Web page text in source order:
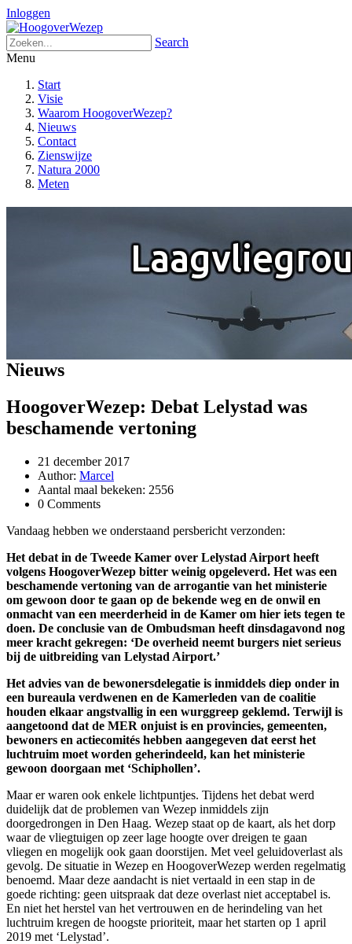
Inloggen
Search
Menu
Start
Visie
Waarom HoogoverWezep?
Nieuws
Contact
Zienswijze
Natura 2000
Meten
Nieuws
HoogoverWezep: Debat Lelystad was
beschamende vertoning
21 december 2017
Author: Marcel
Aantal maal bekeken: 2556
0 Comments
Vandaag hebben we onderstaand persbericht verzonden:
Het debat in de Tweede Kamer over Lelystad Airport heeft
volgens HoogoverWezep bitter weinig opgeleverd. Het was een
beschamende vertoning van de arrogantie van het ministerie
om gewoon door te gaan op de bekende weg en de onwil en
onmacht van een meerderheid in de Kamer om hier iets tegen te
doen. De conclusie van de Ombudsman heeft dinsdagavond nog
meer kracht gekregen: ‘De overheid neemt burgers niet serieus
bij de uitbreiding van Lelystad Airport.’
Het advies van de bewonersdelegatie is inmiddels diep onder in
een bureaula verdwenen en de Kamerleden van de coalitie
houden elkaar angstvallig in een wurggreep geklemd. Terwijl is
aangetoond dat de MER onjuist is en provincies, gemeenten,
bewoners en actiecomités hebben aangegeven dat eerst het
luchtruim moet worden geherindeeld, kan het ministerie
gewoon doorgaan met ‘Schiphollen’.
Maar er waren ook enkele lichtpuntjes. Tijdens het debat werd
duidelijk dat de problemen van Wezep inmiddels zijn
doorgedrongen in Den Haag. Wezep staat op de kaart, als het dorp
waar de vliegtuigen op zeer lage hoogte over dreigen te gaan
vliegen en mogelijk ook gaan doorstijen. Met veel geluidoverlast als
gevolg. De situatie in Wezep en HoogoverWezep werden regelmatig
benoemd. Maar deze aandacht is niet vertaald in een stap in de
goede richting: geen uitspraak dat deze overlast niet acceptabel is.
En niet het herstel van het vertrouwen en de herindeling van het
luchtruim kregen de hoogste prioriteit, maar het starten op 1 april
2019 met ‘Lelystad’.